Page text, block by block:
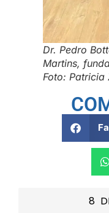
8
Dr. Pedro
Martins,
Foto: Patricia